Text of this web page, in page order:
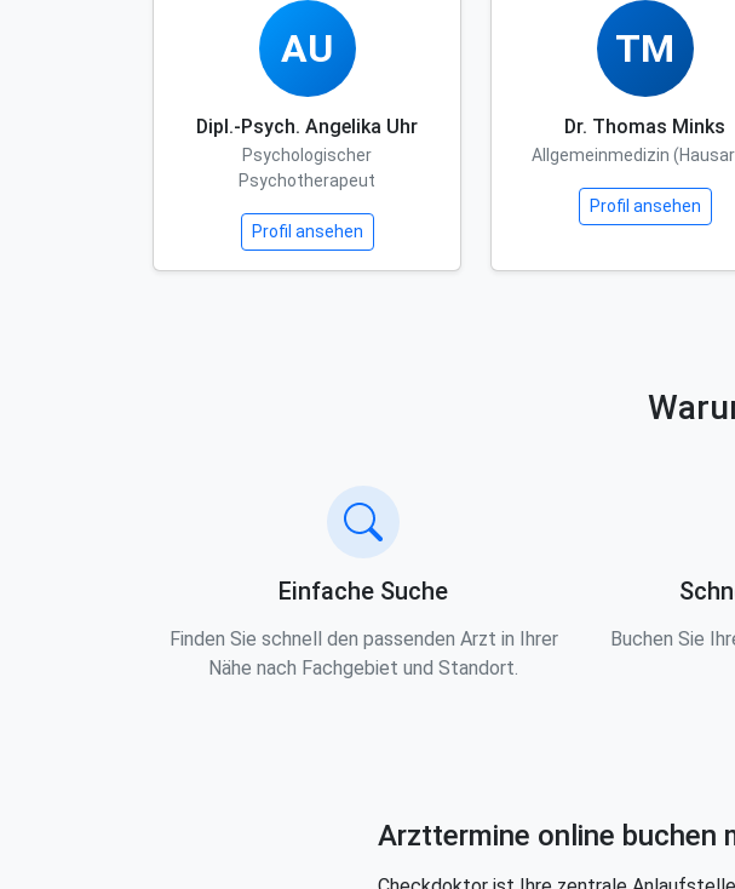
AU
Dipl.-Psych. Angelika Uhr
Psychologischer
Psychotherapeut
Profil ansehen
TM
Dr. Thomas Minks
Allgemeinmedizin
Profil ansehen
Einfache Suche
Finden Sie schnell den passenden Arzt in Ihrer
Nähe nach Fachgebiet und Standort.
Buchen Sie
Arzttermine online buchen